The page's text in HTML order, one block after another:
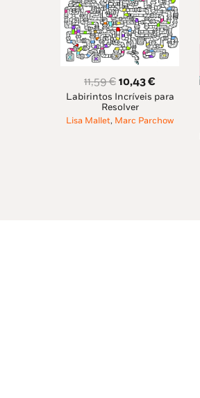
11,59€ O
preço
original
10,43€
preço
atual
Labirintos Incríveis para
Resolver
Lisa Mallet, Marc Parchow